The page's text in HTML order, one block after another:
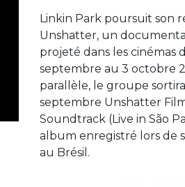
Linkin Park poursuit son
Unshatter, un
projeté dans les cinémas
septembre au 3 octobre
parallèle, le groupe
septembre Unshatter
Soundtrack (Live in São
album enregistré lors de
au Brésil.